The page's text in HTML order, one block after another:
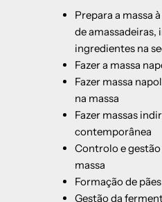
Prepara a massa
de
ingredientes na
Fazer a massa
Fazer massa
na massa
Fazer massas
contemporânea
Controlo e
massa
Formação de
Gestão da